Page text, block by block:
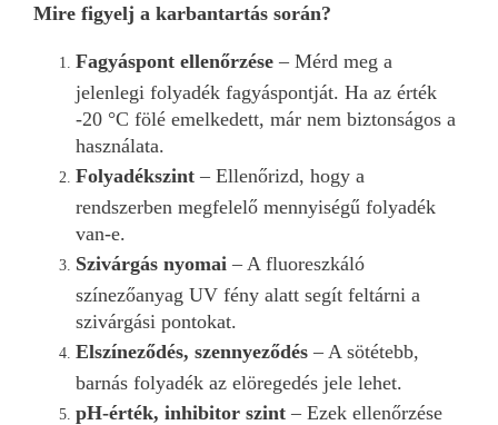
Mire figyelj a karbantartás során?
Fagyáspont ellenőrzése – Mérd meg a
jelenlegi folyadék fagyáspontját. Ha az érték
-20 °C fölé emelkedett, már nem biztonságos a
használata.
Folyadékszint – Ellenőrizd, hogy a
rendszerben megfelelő mennyiségű folyadék
van-e.
Szivárgás nyomai – A fluoreszkáló
színezőanyag UV fény alatt segít feltárni a
szivárgási pontokat.
Elszíneződés, szennyeződés – A sötétebb,
barnás folyadék az elöregedés jele lehet.
pH-érték, inhibitor szint – Ezek ellenőrzése